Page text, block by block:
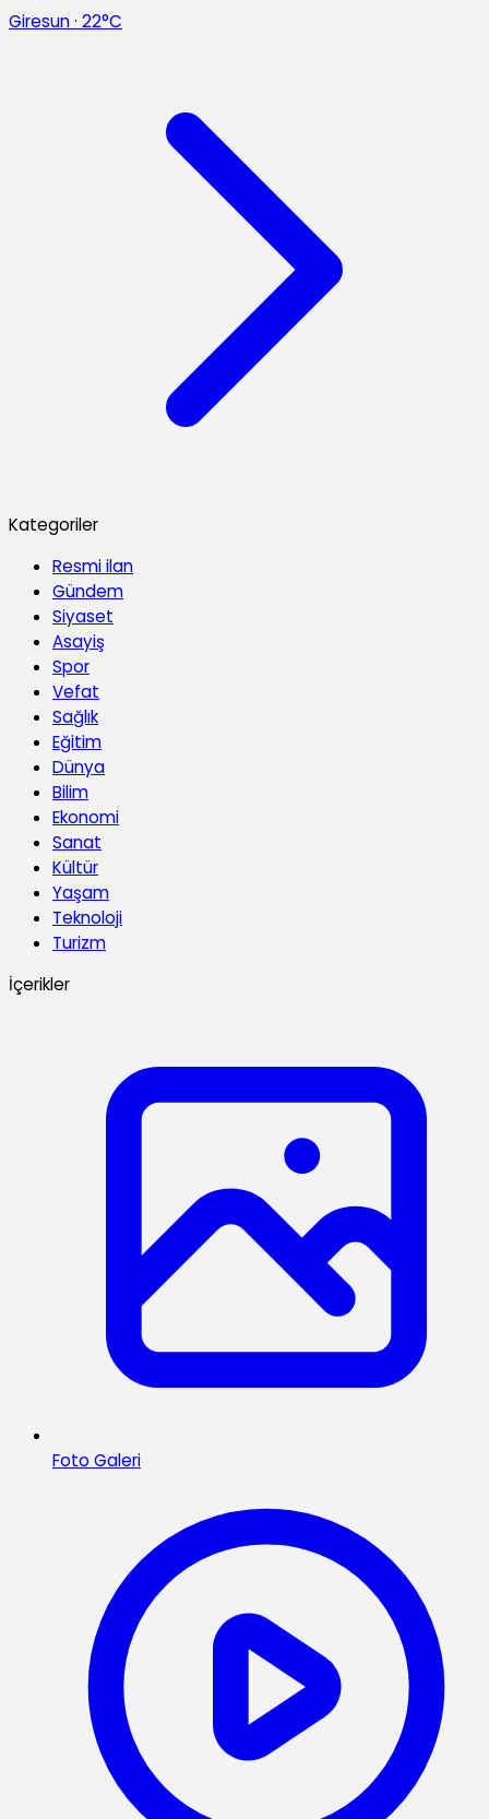
Giresun· 22°C
Kategoriler
Resmi ilan
Gündem
Siyaset
Asayiş
Spor
Vefat
Sağlık
Eğitim
Dünya
Bilim
Ekonomi
Sanat
Kültür
Yaşam
Teknoloji
Turizm
İçerikler
Foto Galeri